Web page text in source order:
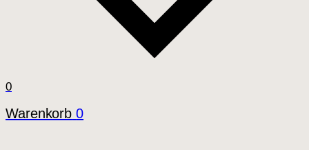
0
Warenkorb 0